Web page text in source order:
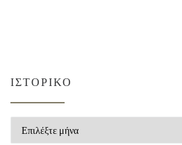
ΙΣΤΟΡΙΚΌ